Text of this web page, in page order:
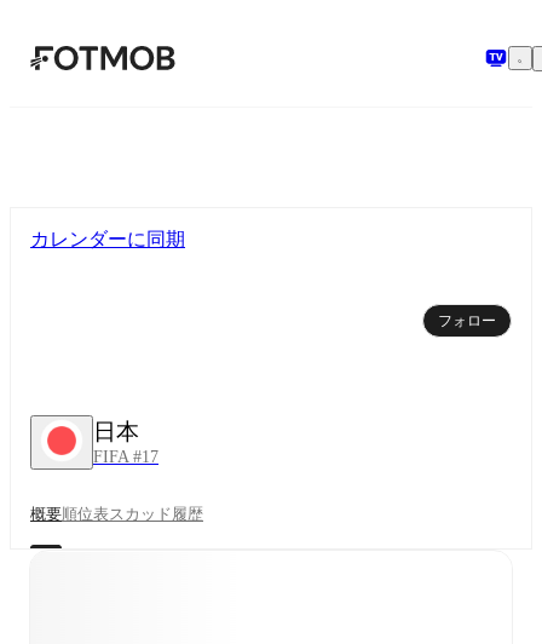
メインコンテンツへスキップ
日本
FIFA #17
カレンダーに同期
フォロー
概要順位表スカッド 履歴